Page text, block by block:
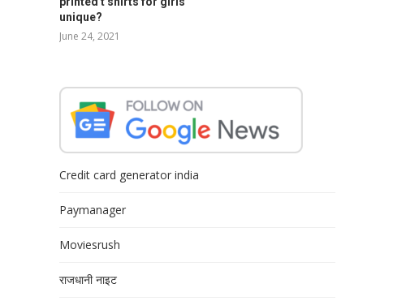
unique?
June 24, 2021
Credit card generator india
Paymanager
Moviesrush
राजधानी नाइट